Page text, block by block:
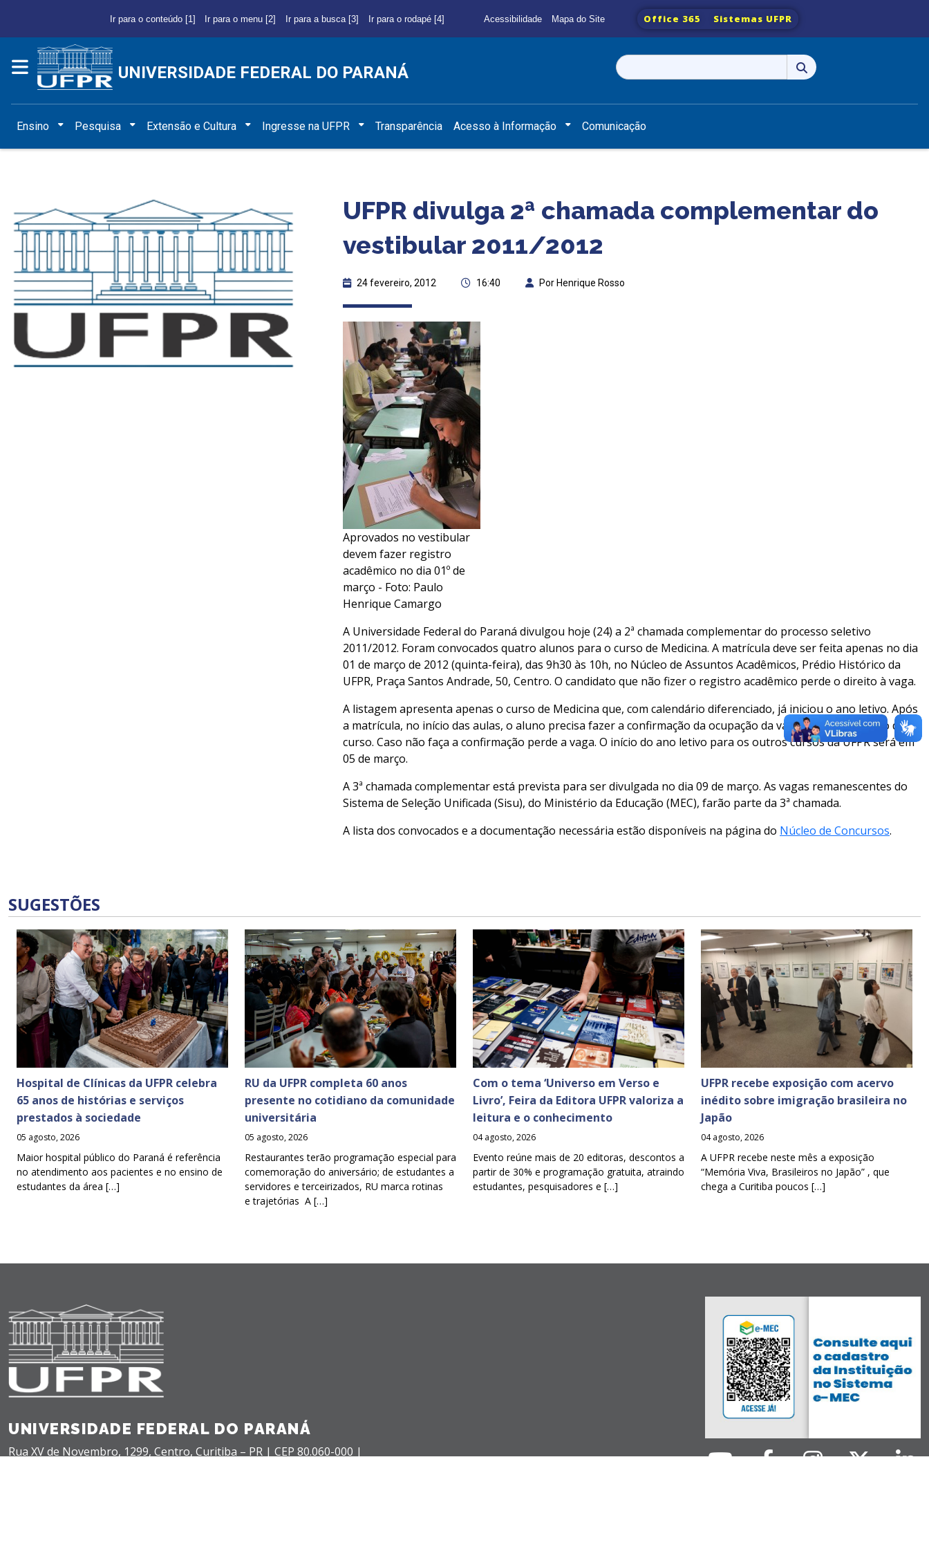
Ir para o conteúdo [1] Ir para o menu [2] Ir para a busca [3] Ir para o rodapé [4] Acessibilidade Mapa do Site Office 365 Sistemas UFPR
UNIVERSIDADE FEDERAL DO PARANÁ
Pesquisar
por:
Ensino Pesquisa Extensão e Cultura Ingresse na UFPR Transparência Acesso à Informação Comunicação
UFPR divulga 2ª chamada complementar do
vestibular 2011/2012
24 fevereiro, 2012 16:40 Por Henrique Rosso
Aprovados no vestibular
devem fazer registro
acadêmico no dia 01º de
março - Foto: Paulo
Henrique Camargo
A Universidade Federal do Paraná divulgou hoje (24) a 2ª chamada complementar do processo seletivo
2011/2012. Foram convocados quatro alunos para o curso de Medicina. A matrícula deve ser feita apenas no dia
01 de março de 2012 (quinta-feira), das 9h30 às 10h, no Núcleo de Assuntos Acadêmicos, Prédio Histórico da
UFPR, Praça Santos Andrade, 50, Centro. O candidato que não fizer o registro acadêmico perde o direito à vaga.
A listagem apresenta apenas o curso de Medicina que, com calendário diferenciado, já iniciou o ano letivo. Após
a matrícula, no início das aulas, o aluno precisa fazer a confirmação da ocupação da vaga, na coordenação do
curso. Caso não faça a confirmação perde a vaga. O início do ano letivo para os outros cursos da UFPR será em
05 de março.
A 3ª chamada complementar está prevista para ser divulgada no dia 09 de março. As vagas remanescentes do
Sistema de Seleção Unificada (Sisu), do Ministério da Educação (MEC), farão parte da 3ª chamada.
A lista dos convocados e a documentação necessária estão disponíveis na página do Núcleo de Concursos.
SUGESTÕES
Hospital de Clínicas da UFPR celebra
65 anos de histórias e serviços
prestados à sociedade
05 agosto, 2026
Maior hospital público do Paraná é referência
no atendimento aos pacientes e no ensino de
estudantes da área […]
RU da UFPR completa 60 anos
presente no cotidiano da comunidade
universitária
05 agosto, 2026
Restaurantes terão programação especial para
comemoração do aniversário; de estudantes a
servidores e terceirizados, RU marca rotinas
e trajetórias A […]
Com o tema ‘Universo em Verso e
Livro’, Feira da Editora UFPR valoriza a
leitura e o conhecimento
04 agosto, 2026
Evento reúne mais de 20 editoras, descontos a
partir de 30% e programação gratuita, atraindo
estudantes, pesquisadores e […]
UFPR recebe exposição com acervo
inédito sobre imigração brasileira no
Japão
04 agosto, 2026
A UFPR recebe neste mês a exposição
“Memória Viva, Brasileiros no Japão” , que
chega a Curitiba poucos […]
UNIVERSIDADE FEDERAL DO PARANÁ
Rua XV de Novembro, 1299, Centro, Curitiba – PR | CEP 80.060-000 |